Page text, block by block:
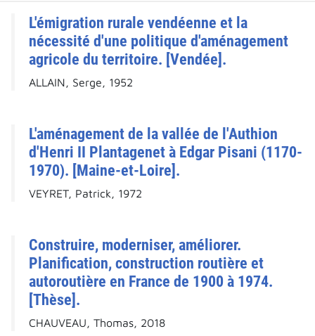
L'émigration rurale vendéenne et la
nécessité d'une politique d'aménagement
agricole du territoire. [Vendée].
ALLAIN, Serge, 1952
L'aménagement de la vallée de l'Authion
d'Henri II Plantagenet à Edgar Pisani (1170-
1970). [Maine-et-Loire].
VEYRET, Patrick, 1972
Construire, moderniser, améliorer.
Planification, construction routière et
autoroutière en France de 1900 à 1974.
[Thèse].
CHAUVEAU, Thomas, 2018